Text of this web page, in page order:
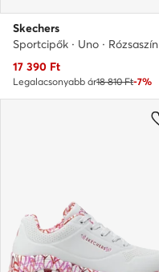
Skechers
Sportcipők · Uno · Rózsaszín
Aktuális ár
17 390 Ft
Legalacsonyabb ár18 810 Ft-7%